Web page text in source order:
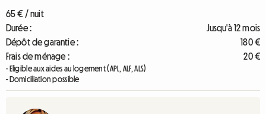
65 € / nuit
Durée :
Jusqu'à 12 mois
Dépôt de garantie :
180 €
Frais de ménage :
20 €
- Eligible aux aides au logement (APL, ALF, ALS)
- Domiciliation possible